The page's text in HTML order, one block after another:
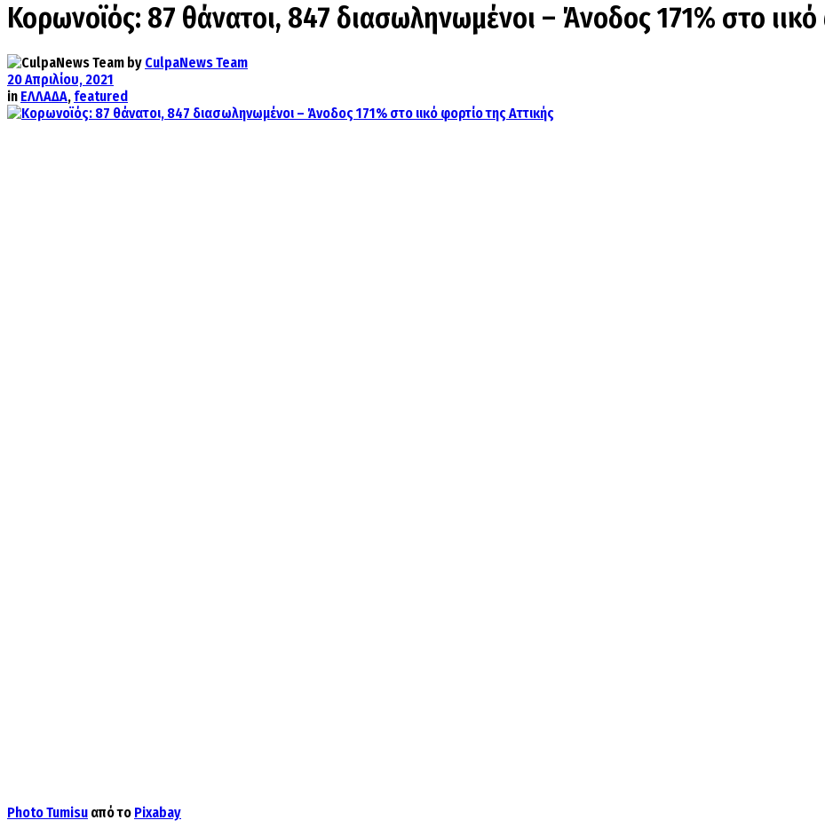
Κορωνοϊός: 87 θάνατοι, 847 διασωληνωμένοι – Άνοδος 171% στο
by CulpaNews Team
20 Απριλίου, 2021
in ΕΛΛΑΔΑ, featured
PhotoTumisu από το Pixabay